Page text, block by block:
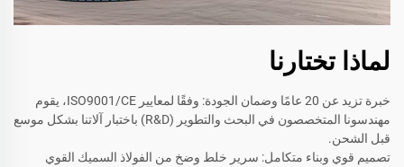
لماذا تختارنا
خبرة تزيد عن 20 عامًا وضمان الجودة: وفقًا لمعايير ISO9001/CE، يقوم
مهندسونا المتخصصون في البحث والتطوير (R&D) باختبار آلاتنا بشكل موسع
قبل الشحن.
تصميم قوي وبناء متكامل: سرير خلط وضخ من الفولاذ السميك القوي